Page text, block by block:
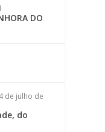
DO
4 de julho de
do